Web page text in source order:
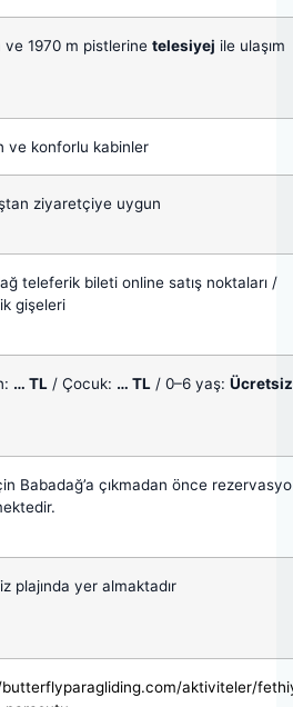
ve 1970 m pistlerine telesiyej ile ulaşım
ve konforlu kabinler
ziyaretçiye uygun
teleferik bileti online satış noktaları /
gişeleri
… TL / Çocuk: … TL / 0–6 yaş: Ücretsiz
Babadağ’a çıkmadan önce
plajında yer almaktadır
aktiviteler/